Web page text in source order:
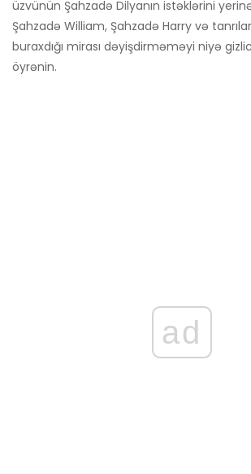
üzvünün Şahzadə Dilyanın istəklərini
Şahzadə William, Şahzadə Harry və
buraxdığı mirası dəyişdirməməyi niyə
öyrənin.
ad